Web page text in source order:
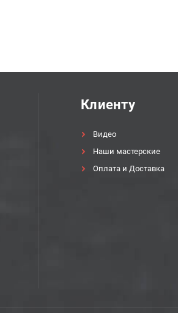
Клиенту
Видео
Наши мастерские
Оплата и Доставка